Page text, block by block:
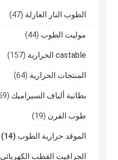
الطوب النار العازلة (47)
موليت الطوب (44)
castable الحرارية (157)
المنتجات الحرارية (64)
بطانية ألياف السيراميك (59)
طوب الفرن (19)
الموقد حرارية الطوب (14)
الجرافيت القطب الكهربائي